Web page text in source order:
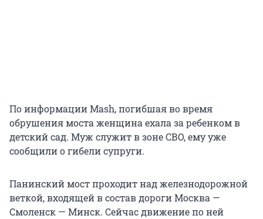
По информации Mash, погибшая во время
обрушения моста женщина ехала за ребенком в
детский сад. Муж служит в зоне СВО, ему уже
сообщили о гибели супруги.
Панинский мост проходит над железнодорожной
веткой, входящей в состав дороги Москва —
Смоленск — Минск. Сейчас движение по ней